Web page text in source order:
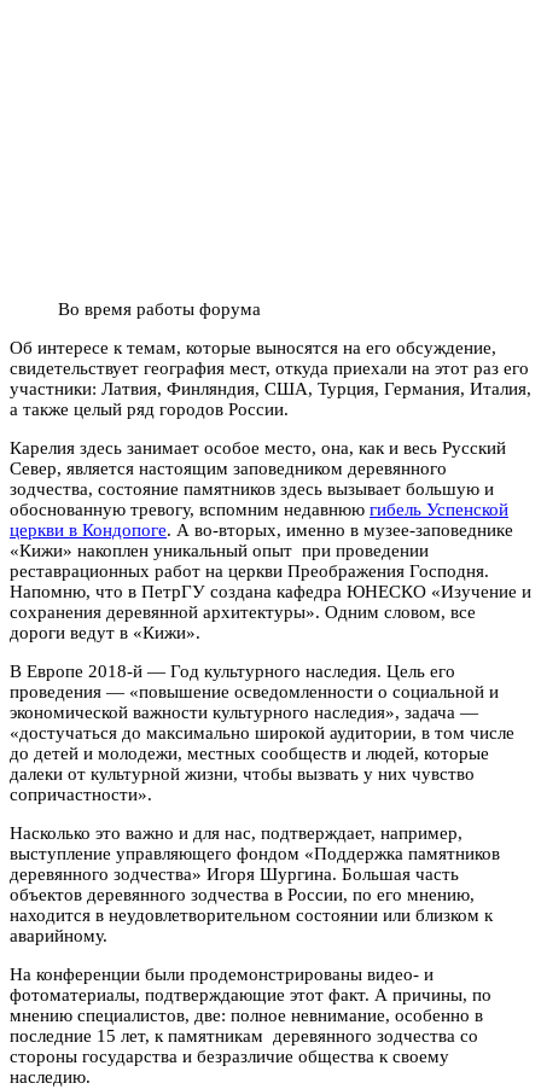
Во время работы форума
Об интересе к темам, которые выносятся на его обсуждение,
свидетельствует география мест, откуда приехали на этот раз его
участники: Латвия, Финляндия, США, Турция, Германия, Италия,
а также целый ряд городов России.
Карелия здесь занимает особое место, она, как и весь Русский
Север, является настоящим заповедником деревянного
зодчества, состояние памятников здесь вызывает большую и
обоснованную тревогу, вспомним недавнюю гибель Успенской
церкви в Кондопоге. А во-вторых, именно в музее-заповеднике
«Кижи» накоплен уникальный опыт при проведении
реставрационных работ на церкви Преображения Господня.
Напомню, что в ПетрГУ создана кафедра ЮНЕСКО «Изучение и
сохранения деревянной архитектуры». Одним словом, все
дороги ведут в «Кижи».
В Европе 2018-й — Год культурного наследия. Цель его
проведения — «повышение осведомленности о социальной и
экономической важности культурного наследия», задача —
«достучаться до максимально широкой аудитории, в том числе
до детей и молодежи, местных сообществ и людей, которые
далеки от культурной жизни, чтобы вызвать у них чувство
сопричастности».
Насколько это важно и для нас, подтверждает, например,
выступление управляющего фондом «Поддержка памятников
деревянного зодчества» Игоря Шургина. Большая часть
объектов деревянного зодчества в России, по его мнению,
находится в неудовлетворительном состоянии или близком к
аварийному.
На конференции были продемонстрированы видео- и
фотоматериалы, подтверждающие этот факт. А причины, по
мнению специалистов, две: полное невнимание, особенно в
последние 15 лет, к памятникам деревянного зодчества со
стороны государства и безразличие общества к своему
наследию.